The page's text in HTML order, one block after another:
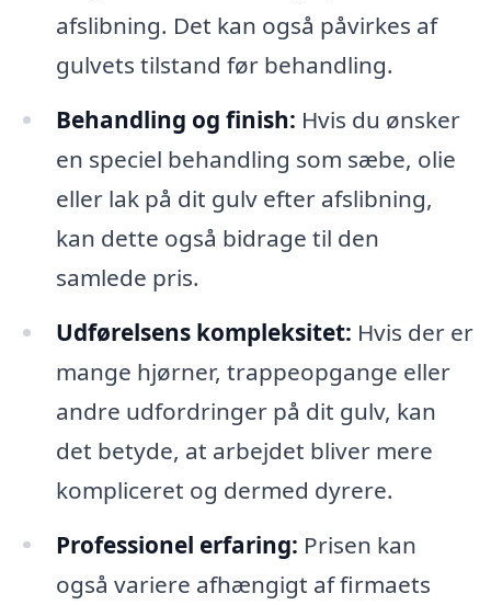
afslibning. Det kan også påvirkes af
gulvets tilstand før behandling.
Behandling og finish: Hvis du ønsker
en speciel behandling som sæbe, olie
eller lak på dit gulv efter afslibning,
kan dette også bidrage til den
samlede pris.
Udførelsens kompleksitet: Hvis der er
mange hjørner, trappeopgange eller
andre udfordringer på dit gulv, kan
det betyde, at arbejdet bliver mere
kompliceret og dermed dyrere.
Professionel erfaring: Prisen kan
også variere afhængigt af firmaets